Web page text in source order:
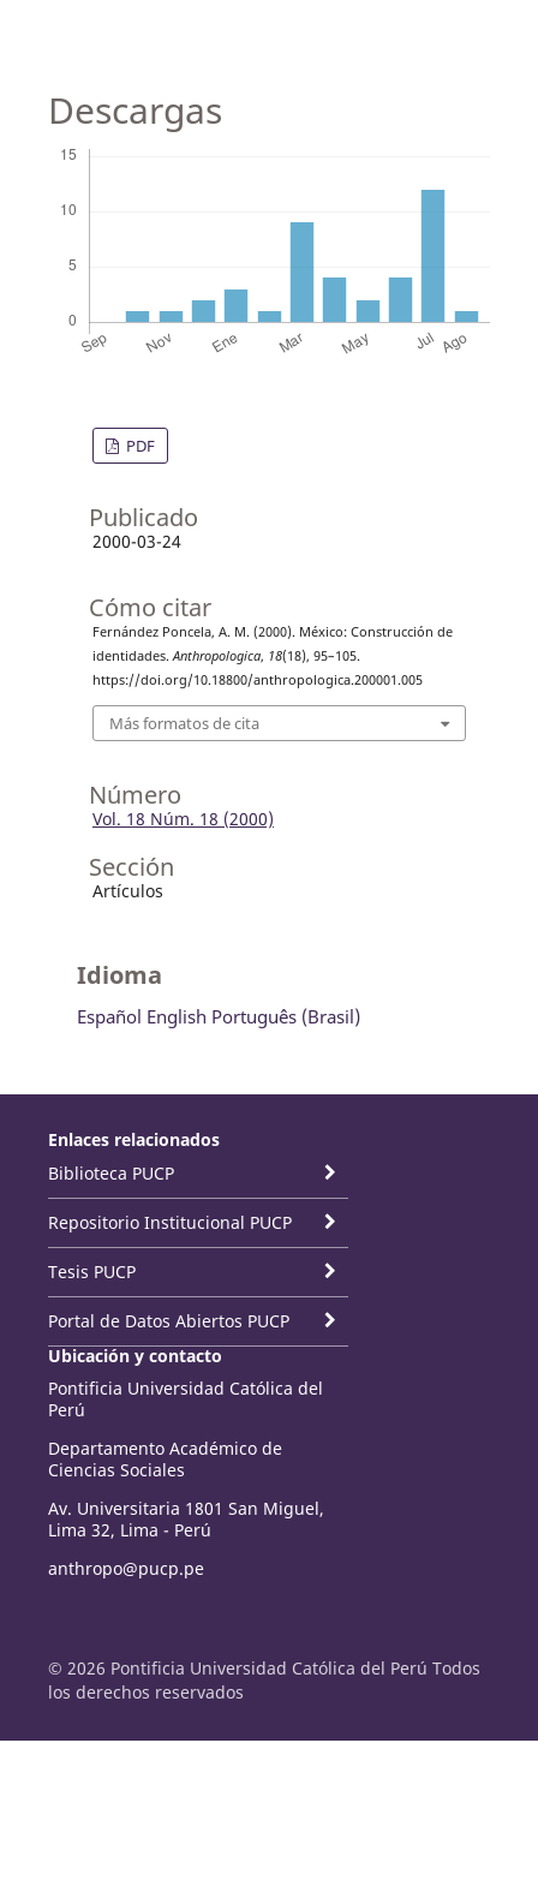
Descargas
PDF
Publicado
2000-03-24
Cómo citar
Fernández Poncela, A. M. (2000). México: Construcción de
identidades.Anthropologica, 18(18), 95–105.
https://doi.org/10.18800/anthropologica.200001.005
Más formatos de cita
Número
Vol. 18 Núm. 18 (2000)
Sección
Artículos
Idioma
Español English Português (Brasil)
Enlaces relacionados
Biblioteca PUCP
Repositorio Institucional PUCP
Tesis PUCP
Portal de Datos Abiertos PUCP
Ubicación y contacto
Pontificia Universidad Católica del
Perú
Departamento Académico de
Ciencias Sociales
Av. Universitaria 1801 San Miguel,
Lima 32, Lima - Perú
anthropo@pucp.pe
© 2026 Pontificia Universidad Católica del Perú Todos
los derechos reservados